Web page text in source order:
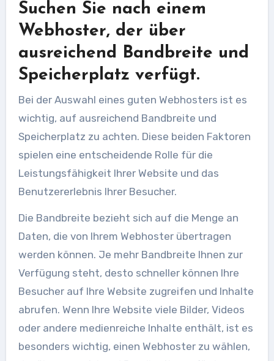
Suchen Sie nach einem
Webhoster, der über
ausreichend Bandbreite und
Speicherplatz verfügt.
Bei der Auswahl eines guten Webhosters ist es
wichtig, auf ausreichend Bandbreite und
Speicherplatz zu achten. Diese beiden Faktoren
spielen eine entscheidende Rolle für die
Leistungsfähigkeit Ihrer Website und das
Benutzererlebnis Ihrer Besucher.
Die Bandbreite bezieht sich auf die Menge an
Daten, die von Ihrem Webhoster übertragen
werden können. Je mehr Bandbreite Ihnen zur
Verfügung steht, desto schneller können Ihre
Besucher auf Ihre Website zugreifen und Inhalte
abrufen. Wenn Ihre Website viele Bilder, Videos
oder andere medienreiche Inhalte enthält, ist es
besonders wichtig, einen Webhoster zu wählen,